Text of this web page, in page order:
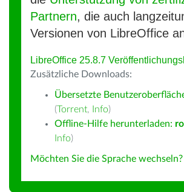
Partnern, die auch
Versionen von LibreOffice
LibreOffice 25.8.7
Zusätzliche Downloads:
Übersetzte
(Torrent, Info)
Offline-Hilfe herunterladen:
Info)
Möchten Sie die Sprache wechseln?